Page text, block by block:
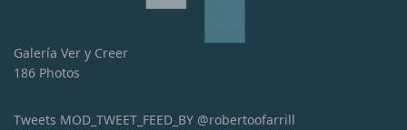
Galería Ver y Creer
186 Photos
Tweets MOD_TWEET_FEED_BY @robertoofarrill